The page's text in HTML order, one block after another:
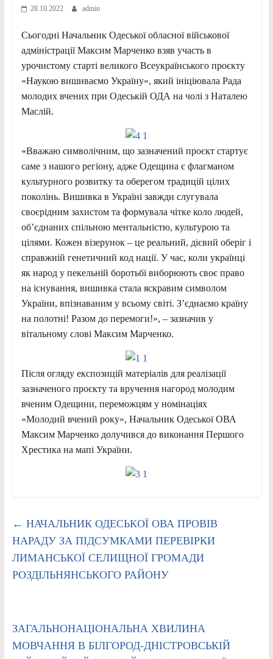
28.10.2022 admin
Сьогодні Начальник Одеської обласної військової
адміністрації Максим Марченко взяв участь в
урочистому старті великого Всеукраїнського проєкту
«Наукою вишиваємо Україну», який ініціювала Рада
молодих вчених при Одеській ОДА на чолі з Наталею
Маслій.
«Вважаю символічним, що зазначений проєкт стартує
саме з нашого регіону, адже Одещина є флагманом
культурного розвитку та оберегом традицій цілих
поколінь. Вишивка в Україні завжди слугувала
своєрідним захистом та формувала чітке коло людей,
об’єднаних спільною ментальністю, культурою та
цілями. Кожен візерунок – це реальний, дієвий оберіг і
справжній генетичний код нації. У час, коли українці
як народ у пекельній боротьбі виборюють своє право
на існування, вишивка стала яскравим символом
України, впізнаваним у всьому світі. З’єднаємо країну
на полотні! Разом до перемоги!», – зазначив у
вітальному слові Максим Марченко.
Після огляду експозицій матеріалів для реалізації
зазначеного проєкту та вручення нагород молодим
вченим Одещини, переможцям у номінаціях
«Молодий вчений року», Начальник Одеської ОВА
Максим Марченко долучився до виконання Першого
Хрестика на мапі України.
← НАЧАЛЬНИК ОДЕСЬКОЇ ОВА ПРОВІВ
НАРАДУ ЗА ПІДСУМКАМИ ПЕРЕВІРКИ
ЛИМАНСЬКОЇ СЕЛИЩНОЇ ГРОМАДИ
РОЗДІЛЬНЯНСЬКОГО РАЙОНУ
ЗАГАЛЬНОНАЦІОНАЛЬНА ХВИЛИНА
МОВЧАННЯ В БІЛГОРОД-ДНІСТРОВСЬКІЙ